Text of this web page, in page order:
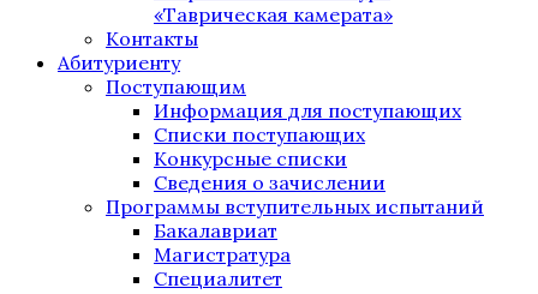
«Таврическая камерата»
Контакты
Абитуриенту
Поступающим
Информация для поступающих
Списки поступающих
Конкурсные списки
Сведения о зачислении
Программы вступительных испытаний
Бакалавриат
Магистратура
Специалитет